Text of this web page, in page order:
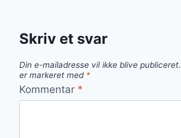
Skriv et svar
Din e-mailadresse vil ikke blive publiceret.
er markeret med *
Kommentar *